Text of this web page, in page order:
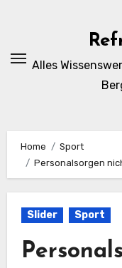
Alles
Home
Sport
Personalsorgen
Slider Sport